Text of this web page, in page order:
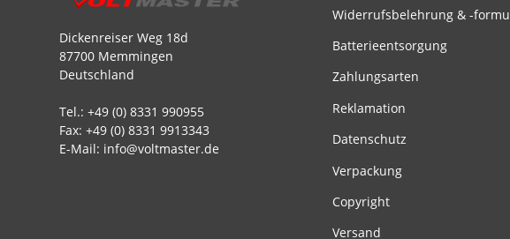
Dickenreiser Weg 18d
87700 Memmingen
Deutschland
Tel.: +49 (0) 8331 990955
Fax: +49 (0) 8331 9913343
E-Mail: info@voltmaster.de
Widerrufsbelehrung & -
Batterieentsorgung
Zahlungsarten
Reklamation
Datenschutz
Verpackung
Copyright
Versand